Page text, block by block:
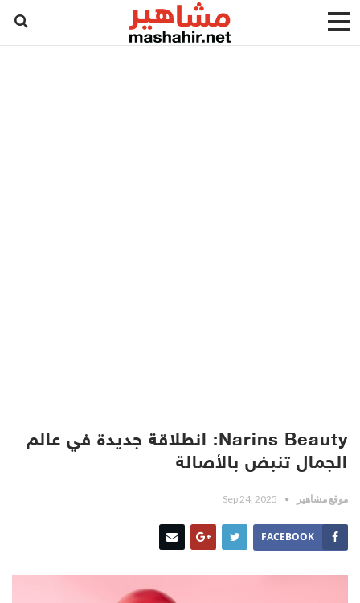
Narins Beauty: انطلاقة جديدة في عالم
الجمال تنبض بالأصالة
موقع مشاهير Sep 24, 2025
FACEBOOK